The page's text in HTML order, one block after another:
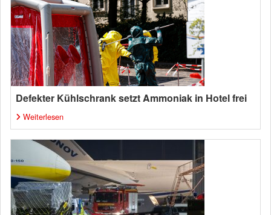
Defekter Kühlschrank setzt Ammoniak in Hotel frei
Weiterlesen